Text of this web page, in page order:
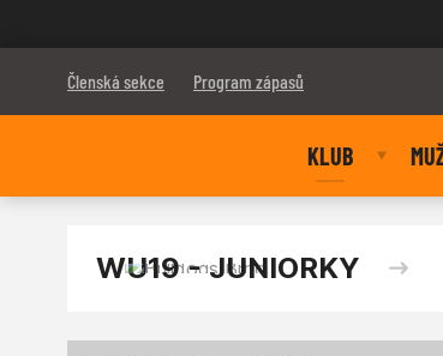
Členská sekce Program zápasů
KLUB
WU19 - JUNIORKY